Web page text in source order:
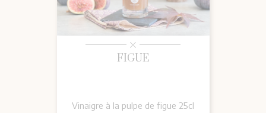
FIGUE
Vinaigre à la pulpe de figue 25cl